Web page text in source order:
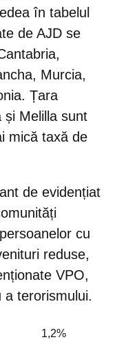
în tabelul
de AJD se
Murcia,
Țara
și Melilla sunt
mică taxă de
de evidențiat
cu
reduse,
VPO,
a terorismului.
1,2%